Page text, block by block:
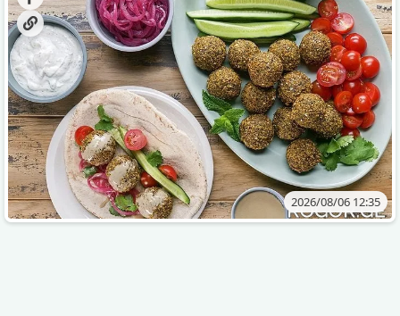
2026/08/06 12:35